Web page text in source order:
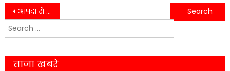
Post
navigation
आपदा से निपटने की तैयारी परखी, सुरक्षा व्यवस्था हुई मजबूत….
आईआईएम काशीपुर में ICAL 2026 का आगाज, वैश्विक विशेषज्ञों का जमावड़ा….
Search
for:
ताजा खबरे